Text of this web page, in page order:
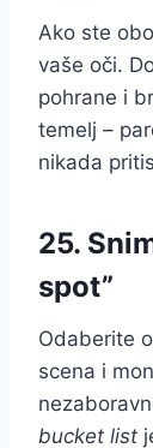
Ako ste
vaše oči.
pohrane i
temelj –
nikada
25.
spot”
Odaberite
scena i
bucket list